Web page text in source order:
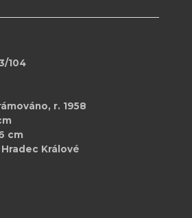
104
r. 1958
cm
Králové